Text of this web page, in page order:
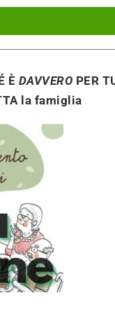
È DAVVERO PER
la famiglia